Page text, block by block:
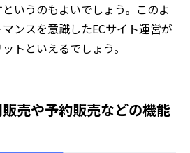
いうのもよいでしょう。このよ
ンスを意識したECサイト運営が
トといえるでしょう。
売や予約販売などの機能